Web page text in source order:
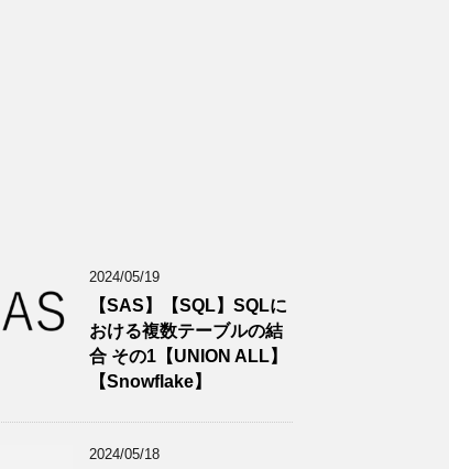
2024/05/19
【SAS】【SQL】SQLに
おける複数テーブルの結
合 その1【UNION ALL】
【Snowflake】
2024/05/18